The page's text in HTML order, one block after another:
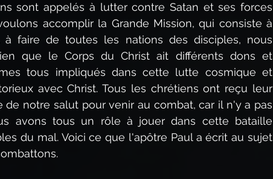
sont appelés à lutter contre Satan et ses forces
accomplir la Grande Mission, qui consiste à
faire de toutes les nations des disciples, nous
que le Corps du Christ ait différents dons et
tous impliqués dans cette lutte cosmique et
avec Christ. Tous les chrétiens ont reçu leur
de notre salut pour venir au combat, car il n'y a pas
avons tous un rôle à jouer dans cette bataille
du mal. Voici ce que l'apôtre Paul a écrit au sujet